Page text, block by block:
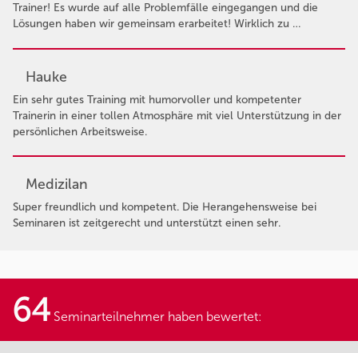
Trainer! Es wurde auf alle Problemfälle eingegangen und die
Lösungen haben wir gemeinsam erarbeitet! Wirklich zu …
Hauke
Ein sehr gutes Training mit humorvoller und kompetenter
Trainerin in einer tollen Atmosphäre mit viel Unterstützung in der
persönlichen Arbeitsweise.
Medizilan
Super freundlich und kompetent. Die Herangehensweise bei
Seminaren ist zeitgerecht und unterstützt einen sehr.
64 Seminarteilnehmer haben bewertet: